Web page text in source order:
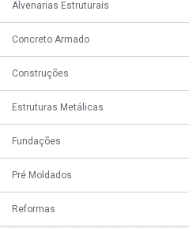
Alvenarias Estruturais
Concreto Armado
Construções
Estruturas Metálicas
Fundações
Pré Moldados
Reformas